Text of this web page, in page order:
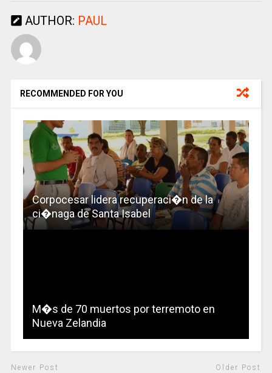
AUTHOR: PAUL
RECOMMENDED FOR YOU
Corpocesar lidera recuperaci�n de la
ci�naga de Santa Isabel
M�s de 70 muertos por terremoto en
Nueva Zelandia
Newer Post Older Post